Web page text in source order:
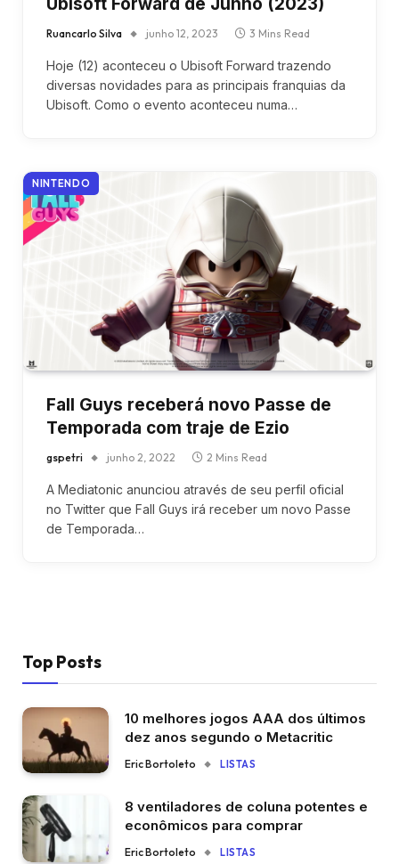
Ruancarlo Silva junho 12, 2023 3 Mins Read
Hoje (12) aconteceu o Ubisoft Forward trazendo
diversas novidades para as principais franquias da
Ubisoft. Como o evento aconteceu numa…
NINTENDO
Fall Guys receberá novo Passe de
Temporada com traje de Ezio
gspetri junho 2, 2022 2 Mins Read
A Mediatonic anunciou através de seu perfil oficial
no Twitter que Fall Guys irá receber um novo Passe
de Temporada…
Top Posts
10 melhores jogos AAA dos últimos
dez anos segundo o Metacritic
Eric Bortoleto LISTAS
8 ventiladores de coluna potentes e
econômicos para comprar
Eric Bortoleto LISTAS